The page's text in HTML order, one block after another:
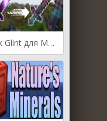
Dark Glint для Майнкрафт [1.20.1, 1.20]